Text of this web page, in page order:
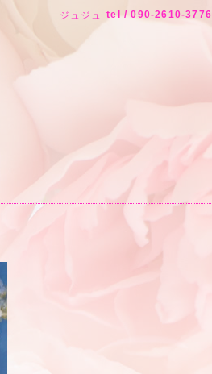
ジュジュ tel / 090-2610-3776